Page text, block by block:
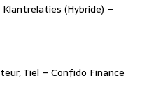
(Hybride) –
Tiel – Confido Finance